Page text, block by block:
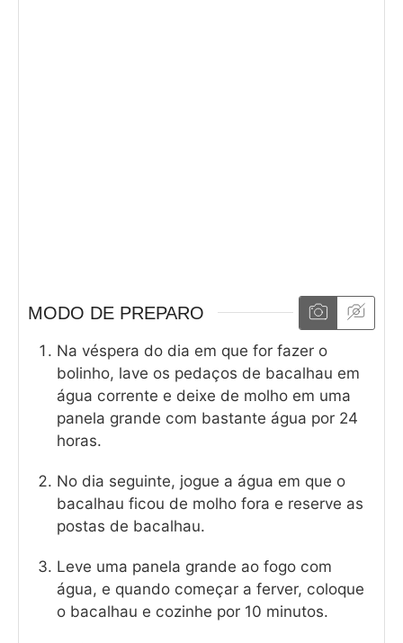
MODO DE PREPARO
Na véspera do dia em que for fazer o
bolinho, lave os pedaços de bacalhau em
água corrente e deixe de molho em uma
panela grande com bastante água por 24
horas.
No dia seguinte, jogue a água em que o
bacalhau ficou de molho fora e reserve as
postas de bacalhau.
Leve uma panela grande ao fogo com
água, e quando começar a ferver, coloque
o bacalhau e cozinhe por 10 minutos.